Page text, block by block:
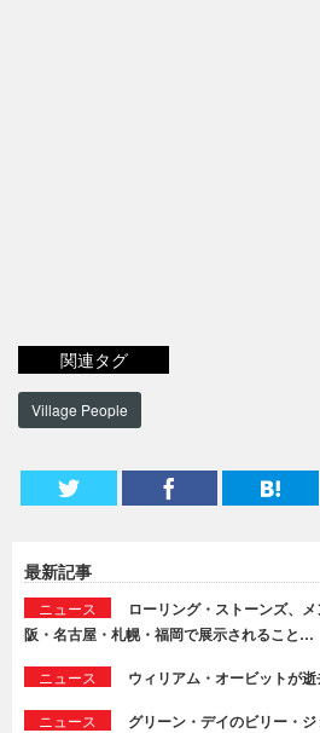
関連タグ
Village People
最新記事
ニュース
ローリング・ストーンズ、
阪・名古屋・札幌・福岡で展示されること…
ニュース ウィリアム・オービットが
ニュース
グリーン・デイのビリー・